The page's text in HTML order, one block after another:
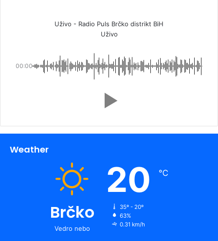
Uživo - Radio Puls Brčko distrikt BiH
Uživo
00:00
Weather
Brčko
Vedro nebo
20 ℃
35º - 20º
63%
0.31 km/h